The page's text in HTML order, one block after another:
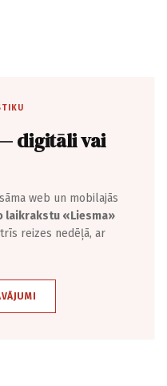
digitāli vai
web un mobilajās
laikrakstu «Liesma»
reizes nedēļā, ar